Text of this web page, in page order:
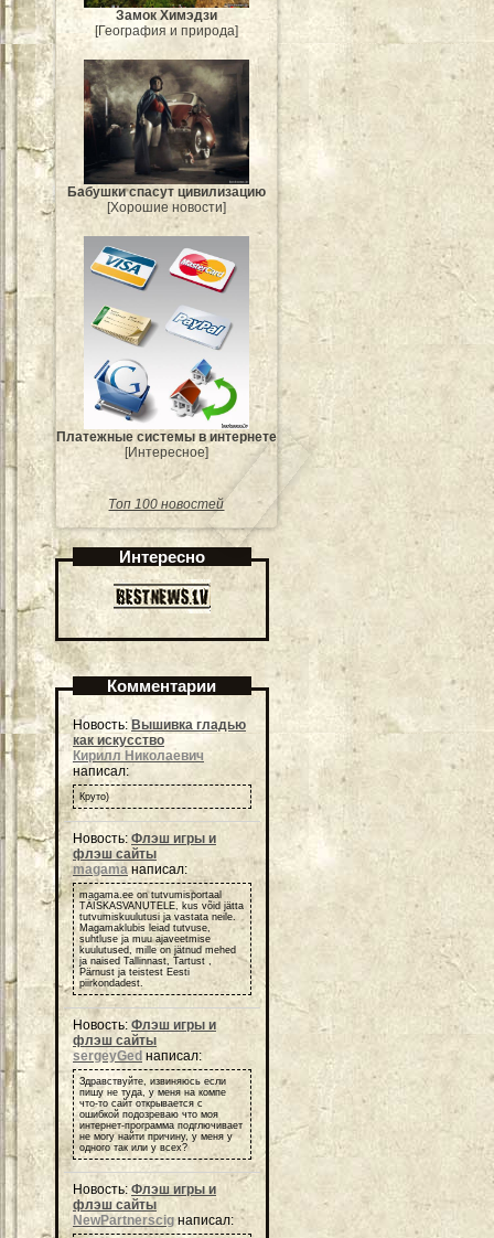
Замок Химэдзи
[География и природа]
Бабушки спасут цивилизацию
[Хорошие новости]
Платежные системы в интернете
[Интересное]
Топ 100 новостей
Интересно
Комментарии
Новость:Вышивка гладью
как искусство
Кирилл Николаевич
написал:
Круто)
Новость: Флэш игры и
флэш сайты
magama написал:
magama.ee on tutvumisportaal
TÄISKASVANUTELE, kus võid jätta
tutvumiskuulutusi ja vastata neile.
Magamaklubis leiad tutvuse,
suhtluse ja muu ajaveetmise
kuulutused, mille on jätnud mehed
ja naised Tallinnast, Tartust ,
Pärnust ja teistest Eesti
piirkondadest.
Новость: Флэш игры и
флэш сайты
sergeyGed написал:
Здравствуйте, извиняюсь если
пишу не туда, у меня на компе
что-то сайт открывается с
ошибкой подозреваю что моя
интернет-программа подглючивает
не могу найти причину, у меня у
одного так или у всех?
Новость: Флэш игры и
флэш сайты
NewPartnerscig написал: